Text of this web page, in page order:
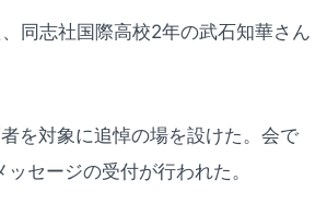
同志社国際高校2年の武石知華さん
を対象に追悼の場を設けた。会で
セージの受付が行われた。